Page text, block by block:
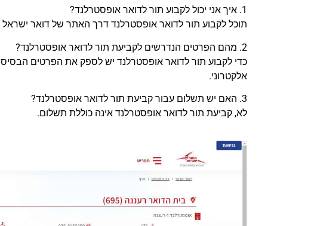
1. איך אני יכול לקבוע תור לדואר אופסטרלנד?
תוכל לקבוע תור לדואר אופסטרלנד דרך האתר של דואר ישראל
2. מהם הפרטים הנדרשים לקביעת תור לדואר אופסטרלנד?
כדי לקבוע תור לדואר אופסטרלנד יש לספק את הפרטים
אלקטרוני.
3. האם יש תשלום עבור קביעת תור לדואר אופסטרלנד?
לא, קביעת תור לדואר אופסטרלנד אינה כוללת תשלום.